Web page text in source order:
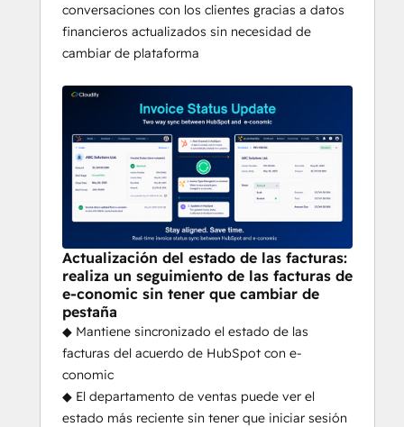
conversaciones con los clientes gracias a datos
financieros actualizados sin necesidad de
cambiar de plataforma
Actualización del estado de las facturas:
realiza un seguimiento de las facturas de
e-conomic sin tener que cambiar de
pestaña
◆ Mantiene sincronizado el estado de las
facturas del acuerdo de HubSpot con e-
conomic
◆ El departamento de ventas puede ver el
estado más reciente sin tener que iniciar sesión